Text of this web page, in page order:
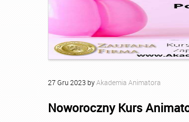
27 Gru 2023 byAkademia Animatora
Noworoczny Kurs